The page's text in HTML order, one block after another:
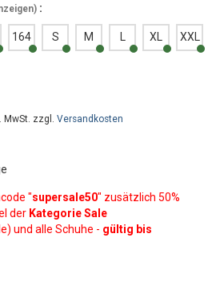
) :
164 S M XL XXL
MwSt. zzgl. Versandkosten
"supersale50" zusätzlich 50%
der Kategorie Sale
und alle Schuhe - gültig bis